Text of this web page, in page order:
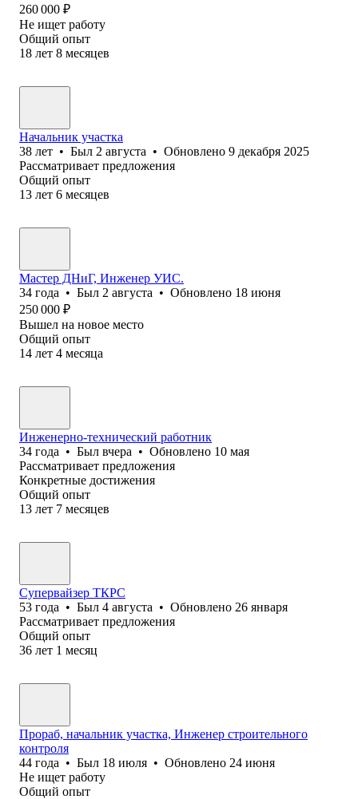
260 000 ₽
Не ищет работу
Общий опыт
18 лет 8 месяцев
Начальник участка
38 лет • Был 2 августа • Обновлено 9 декабря 2025
Рассматривает предложения
Общий опыт
13 лет 6 месяцев
Мастер ДНиГ, Инженер УИС.
34 года • Был 2 августа • Обновлено 18 июня
250 000 ₽
Вышел на новое место
Общий опыт
14 лет 4 месяца
Инженерно-технический работник
34 года • Был вчера • Обновлено 10 мая
Рассматривает предложения
Конкретные достижения
Общий опыт
13 лет 7 месяцев
Супервайзер ТКРС
53 года • Был 4 августа • Обновлено 26 января
Рассматривает предложения
Общий опыт
36 лет 1 месяц
Прораб, начальник участка, Инженер строительного
контроля
44 года • Был 18 июля • Обновлено 24 июня
Не ищет работу
Общий опыт